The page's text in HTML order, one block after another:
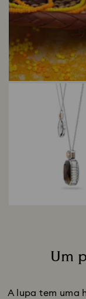
Um
A lupa tem uma